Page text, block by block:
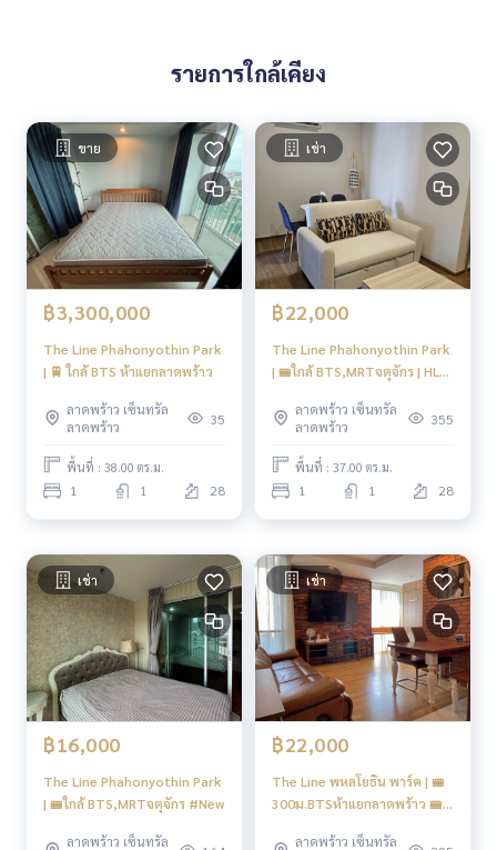
⭐️ตลาดนัดจตุจักร : 2.8 กม.
⭐️ตลาด อ.ต.ก. : 2.9 กม.
⭐️ตลาดอมรพันธ์ : 4.9 กม.
⭐️ตลาดเสนานิเวศน์ : 5.6 กม.
⭐️เซ็นทรัล รามอินทรา : 8.2 กม.
⭐️The Walk เกษตร นวมินทร์ : 8.4 กม.
⭐️ตลาดนัดหัวมุม : 8.4 กม.
⭐️CDC : 13.0 กม.
⭐️Central Eastville : 13.0 กม.
⭐️รร.หอวัง : 400 ม.
⭐️ม.เซนต์จอร์น : 1.2 กม.
⭐️วิทยาลัยเทคโนโลยีไทยวิจิตรศิลป : 2.2 กม.
⭐️ม.เกษตรศาสตร์ : 3.3 กม.
⭐️รร.สารวิทยา : 3.4 กม.
⭐️ม.จันทรเกษม : 4.9 กม.
⭐️ม.ศรีปทุม : 4.9 กม.
⭐️กรมป่าไม้ : 4.0 กม.
⭐️สนง.สรรพากร : 4.9 กม.
⭐️สนามกีฬากองทัพบก : 6.2 กม.
⭐️รพ.เปาโล เกษตร : 3.8 กม.
⭐️รพ.วิภาวดี : 4.4 กม.
⭐️รพ.เปาโล : 5.2 กม.
⭐️สวนจตุจักร : 2.8 กม.
⭐️สวนรถไฟ : 3.0 กม.
----------------------------------------
You can inbox or dm to ask more information, It’s my pleas
ure to give.
รายการใกล้เคียง
ขาย
฿3,300,000
The Line Phahonyothin Park
| 🚆 ใกล้ BTS ห้าแยกลาดพร้าว
ลาดพร้าว เซ็นทรัล
ลาดพร้าว
35
พื้นที่ : 38.00 ตร.ม.
1 1 28
เช่า
฿22,000
The Line Phahonyothin Park
| 🚝ใกล้ BTS,MRTจตุจักร | HL
ลาดพร้าว เซ็นทรัล
ลาดพร้าว
355
พื้นที่ : 37.00 ตร.ม.
1 1 28
เช่า
฿16,000
The Line Phahonyothin Park
| 🚝ใกล้ BTS,MRTจตุจักร #New
ลาดพร้าว เซ็นทรัล
เช่า
฿22,000
The Line พหลโยธิน พาร์ค | 🚝
300ม.BTSห้าแยกลาดพร้าว 🚝
ลาดพร้าว เซ็นทรัล